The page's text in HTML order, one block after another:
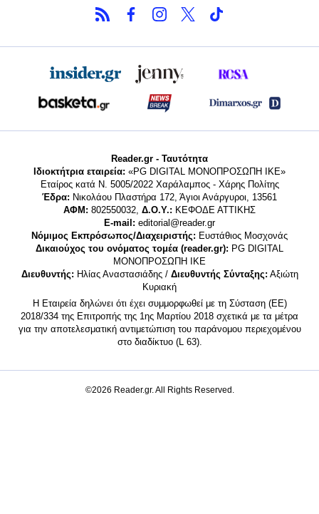
Reader.gr - Ταυτότητα
Ιδιοκτήτρια εταιρεία: «PG DIGITAL MONΟΠΡΟΣΩΠΗ ΙΚΕ»
Εταίρος κατά Ν. 5005/2022 Χαράλαμπος - Χάρης Πολίτης
Έδρα: Νικολάου Πλαστήρα 172, Άγιοι Ανάργυροι, 13561
ΑΦΜ: 802550032, Δ.Ο.Υ.: ΚΕΦΟΔΕ ΑΤΤΙΚΗΣ
E-mail: editorial@reader.gr
Νόμιμος Εκπρόσωπος/Διαχειριστής: Ευστάθιος Μοσχονάς
Δικαιούχος του ονόματος τομέα (reader.gr): PG DIGITAL
MONΟΠΡΟΣΩΠΗ ΙΚΕ
Διευθυντής: Ηλίας Αναστασιάδης / Διευθυντής Σύνταξης: Αξιώτη
Κυριακή
Η Εταιρεία δηλώνει ότι έχει συμμορφωθεί με τη Σύσταση (ΕΕ)
2018/334 της Επιτροπής της 1ης Μαρτίου 2018 σχετικά με τα μέτρα
για την αποτελεσματική αντιμετώπιση του παράνομου περιεχομένου
στο διαδίκτυο (L 63).
©2026 Reader.gr. All Rights Reserved.